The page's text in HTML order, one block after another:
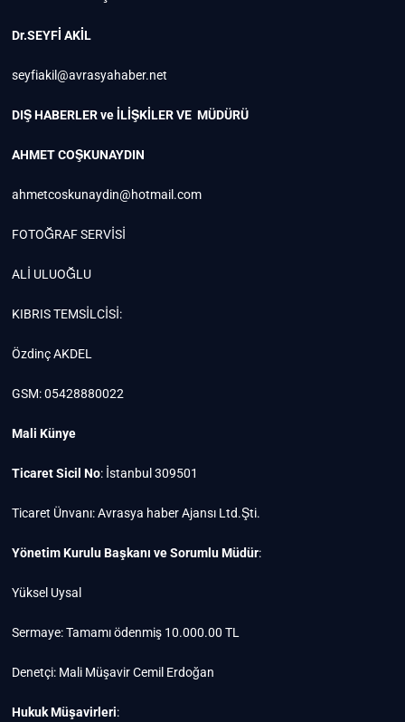
Dr.SEYFİ AKİL
seyfiakil@avrasyahaber.net
DIŞ HABERLER ve İLİŞKİLER VE MÜDÜRÜ
AHMET COŞKUNAYDIN
ahmetcoskunaydin@hotmail.com
FOTOĞRAF SERVİSİ
ALİ ULUOĞLU
KIBRIS TEMSİLCİSİ:
Özdinç AKDEL
GSM: 05428880022
Mali Künye
Ticaret Sicil No: İstanbul 309501
Ticaret Ünvanı: Avrasya haber Ajansı Ltd.Şti.
Yönetim Kurulu Başkanı ve Sorumlu Müdür:
Yüksel Uysal
Sermaye: Tamamı ödenmiş 10.000.00 TL
Denetçi: Mali Müşavir Cemil Erdoğan
Hukuk Müşavirleri: